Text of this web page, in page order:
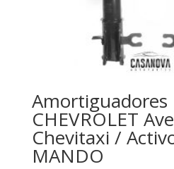
Amortiguadores
CHEVROLET
Chevitaxi /
MANDO